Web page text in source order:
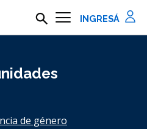
Buscar en rosario.gob.ar
de género